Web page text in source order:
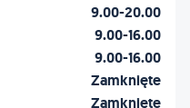
9.00-20.00
9.00-16.00
9.00-16.00
Zamknięte
Zamknięte